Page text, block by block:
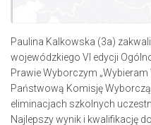
Paulina Kalkowska (3a)
wojewódzkiego VI edycji
Prawie Wyborczym
Państwową Komisję
eliminacjach szkolnych
Najlepszy wynik i kwalifikację